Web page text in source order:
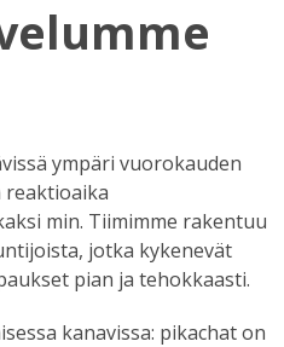
ympäri vuorokauden
reaktioaika
min. Tiimimme rakentuu
jotka kykenevät
pian ja tehokkaasti.
kanavissa: pikachat on